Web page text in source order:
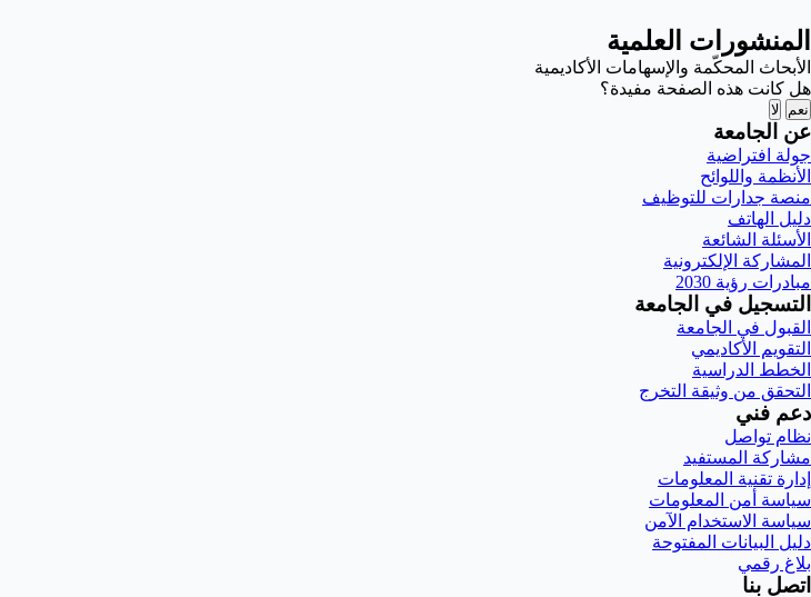
المنشورات العلمية
الأبحاث المحكّمة والإسهامات الأكاديمية
هل كانت هذه الصفحة مفيدة؟
نعم لا
عن الجامعة
جولة افتراضية
الأنظمة واللوائح
منصة جدارات للتوظيف
دليل الهاتف
الأسئلة الشائعة
المشاركة الإلكترونية
مبادرات رؤية 2030
التسجيل في الجامعة
القبول في الجامعة
التقويم الأكاديمي
الخطط الدراسية
التحقق من وثيقة التخرج
دعم فني
نظام تواصل
مشاركة المستفيد
إدارة تقنية المعلومات
سياسة أمن المعلومات
سياسة الاستخدام الآمن
دليل البيانات المفتوحة
بلاغ رقمي
اتصل بنا